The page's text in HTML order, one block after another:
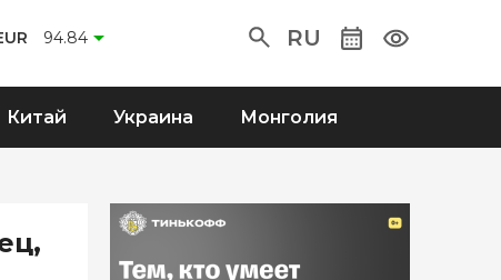
94.84 RU
Китай Украина Монголия